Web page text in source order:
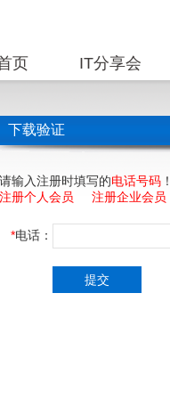
页 IT分享会
下载验证
请输入注册时填写的电话号码
注册个人会员
注册企业会员
*电话：